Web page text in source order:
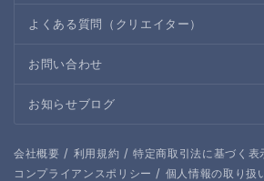
よくある質問（クリエイター）
お問い合わせ
お知らせブログ
会社概要 / 利用規約 / 特定商取引法に基づく表
コンプライアンスポリシー / 個人情報の取り扱